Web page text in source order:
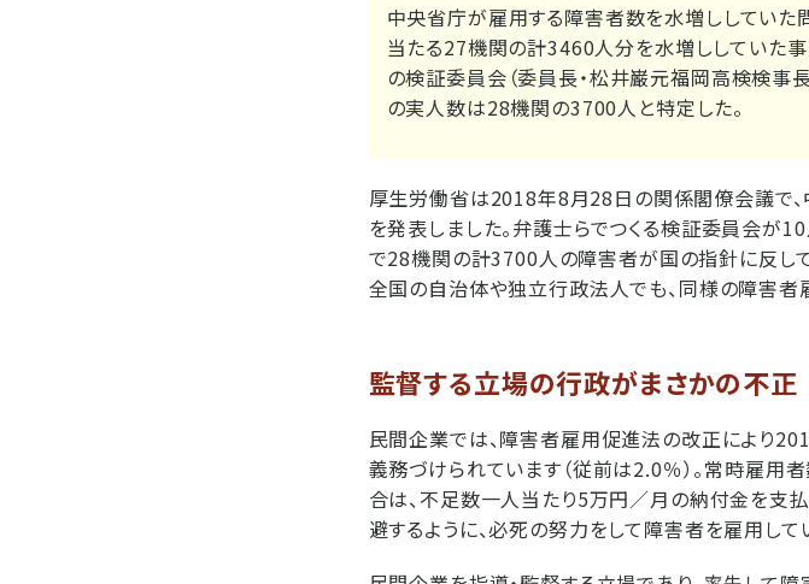
中央省庁が雇用する障害者数を水増ししていた
当たる27機関の計3460人分を水増ししていた
の検証委員会（委員長・松井巌元福岡高検検事
の実人数は28機関の3700人と特定した。
厚生労働省は2018年8月28日の関係閣僚会議で
を発表しました。弁護士らでつくる検証委員会が
で28機関の計3700人の障害者が国の指針に反し
全国の自治体や独立行政法人でも、同様の障害者
監督する立場の行政がまさかの不正
民間企業では、障害者雇用促進法の改正により
義務づけられています（従前は2.0％）。常時雇
合は、不足数一人当たり5万円／月の納付金を支
避するように、必死の努力をして障害者を雇用して